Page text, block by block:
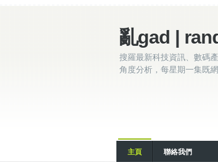
亂gad |
搜羅最新科技資訊、數碼
角度分析，每星期一集既
主頁 聯絡我們